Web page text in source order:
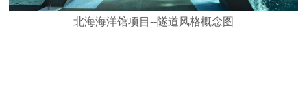
北海海洋馆项目--隧道风格概念图